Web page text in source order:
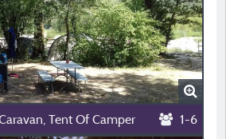
Tent Of Camper 1-6